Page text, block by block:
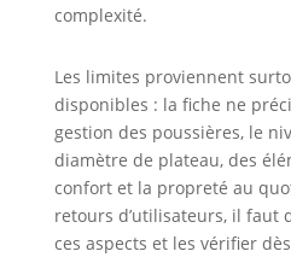
complexité.
Les limites proviennent
disponibles : la fiche ne
gestion des poussières, le
diamètre de plateau, des
confort et la propreté au
retours d’utilisateurs, il faut
ces aspects et les vérifier